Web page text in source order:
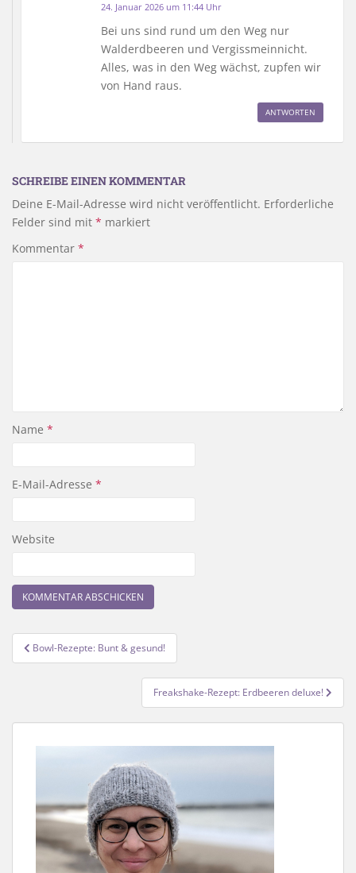
24. Januar 2026 um 11:44 Uhr
Bei uns sind rund um den Weg nur
Walderdbeeren und Vergissmeinnicht.
Alles, was in den Weg wächst, zupfen wir
von Hand raus.
ANTWORTEN
SCHREIBE EINEN KOMMENTAR
Deine E-Mail-Adresse wird nicht veröffentlicht. Erforderliche
Felder sind mit * markiert
Kommentar *
Name *
E-Mail-Adresse *
Website
Beitragsnavigation
Bowl-Rezepte: Bunt & gesund!
Freakshake-Rezept: Erdbeeren deluxe!